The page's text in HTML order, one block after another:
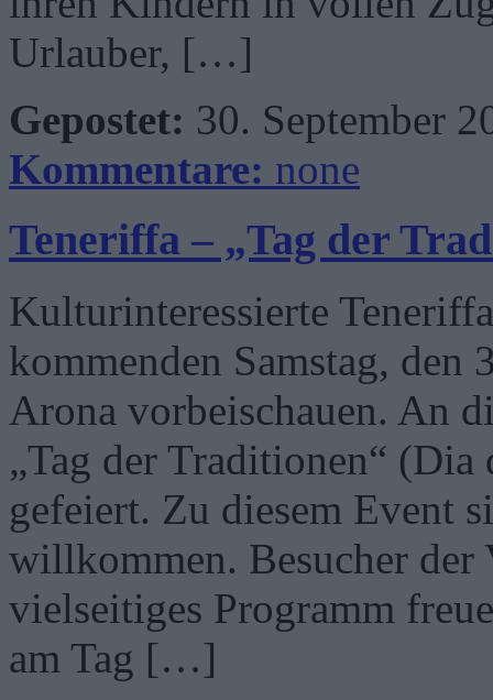
Urlauber, […]
Gepostet: 30. September
Kommentare: none
Teneriffa – „Tag der
Kulturinteressierte
kommenden Samstag, den
Arona vorbeischauen. An
„Tag der Traditionen“
gefeiert. Zu diesem Event
willkommen. Besucher der
vielseitiges Programm
am Tag […]